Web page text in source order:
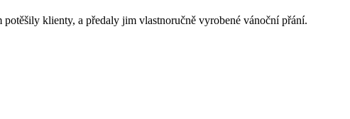
klienty, a předaly jim vlastnoručně vyrobené vánoční přání.